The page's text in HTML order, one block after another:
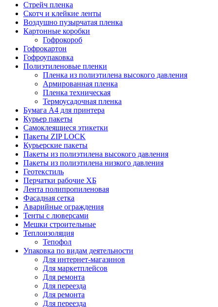
Стрейч пленка
Скотч и клейкие ленты
Воздушно пузырчатая пленка
Картонные коробки
Гофрокороб
Гофрокартон
Гофроупаковка
Полиэтиленовые пленки
Пленка из полиэтилена высокого давления
Армированная пленка
Пленка техническая
Термоусадочная пленка
Бумага А4 для принтера
Курьер пакеты
Самоклеящиеся этикетки
Пакеты ZIP LOCK
Курьерские пакеты
Пакеты из полиэтилена высокого давления
Пакеты из полиэтилена низкого давления
Геотекстиль
Перчатки рабочие ХБ
Лента полипропиленовая
Фасадная сетка
Аварийные ограждения
Тенты с люверсами
Мешки строительные
Теплоизоляция
Тепофол
Упаковка по видам деятельности
Для интернет-магазинов
Для маркетплейсов
Для ремонта
Для переезда
Для ремонта
Для переезда